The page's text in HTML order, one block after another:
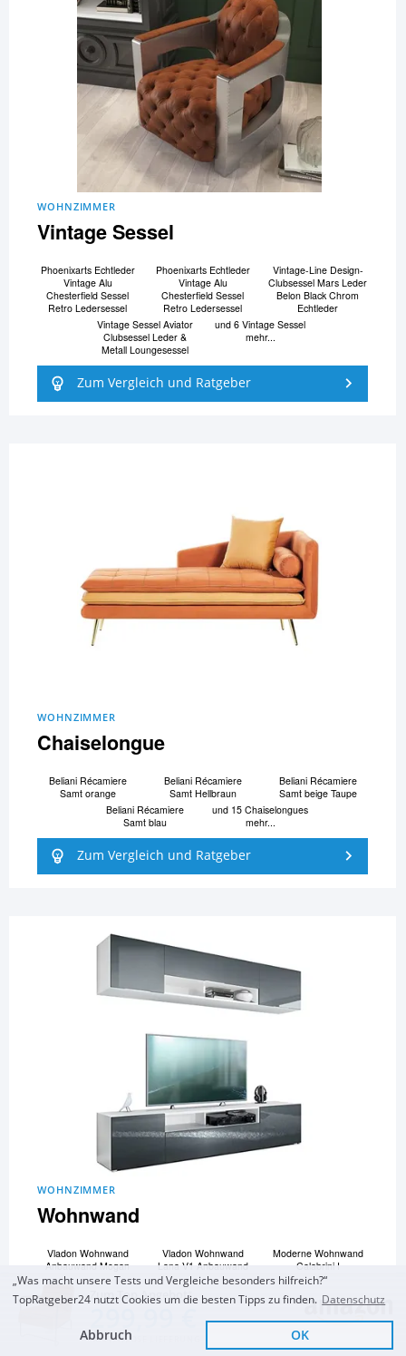
Zum Top Angebot
KOSTENLOSE LIEFERUNG
WOHNZIMMER
Vintage Sessel
Phoenixarts Echtleder
Vintage Alu
Chesterfield Sessel
Retro Ledersessel
Phoenixarts Echtleder
Vintage Alu
Chesterfield Sessel
Retro Ledersessel
Vintage-Line Design-
Clubsessel Mars Leder
Belon Black Chrom
Echtleder
Vintage Sessel Aviator
Clubsessel Leder &
Metall Loungesessel
und 6 Vintage Sessel
mehr...
Zum Vergleich und Ratgeber
WOHNZIMMER
Chaiselongue
Beliani Ré­ca­mi­e­re
Samt orange
Beliani Ré­ca­mi­e­re
Samt Hellbraun
Beliani Ré­ca­mi­e­re
Samt beige Taupe
Beliani Ré­ca­mi­e­re
Samt blau
und 15 Chaiselongues
mehr...
Zum Vergleich und Ratgeber
WOHNZIMMER
Wohnwand
Vladon Wohnwand
Anbauwand Mogan
Vladon Wohnwand
Lana V1 Anbauwand
Moderne Wohnwand
Calabrini I
Vladon Wohnwand
Anbauwand Taurito
und 14 Wohnwände
mehr...
Zum Vergleich und Ratgeber
„Was macht unsere Tests und Vergleiche besonders hilfreich?“
TopRatgeber24 nutzt Cookies um die besten Tipps zu finden. Datenschutz
Abbruch OK